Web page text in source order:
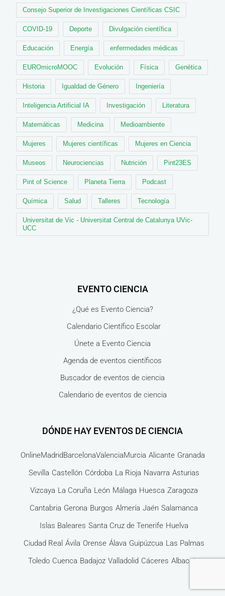
Consejo Superior de Investigaciones Científicas CSIC
COVID-19 Deporte Divulgación científica
Educación Energía enfermedades médicas
EUROmicroMOOC Evolución Física Genética
Historia Igualdad de Género Ingeniería
Inteligencia Artificial IA Investigación Literatura
Matemáticas Medicina Medioambiente
Mujeres Mujeres científicas Mujeres en Ciencia
Museos Neurociencias Nutrición Pint23ES
Pint of Science Planeta Tierra Podcast
Química Salud Talleres Tecnología
Universitat de Vic - Universitat Central de Catalunya UVic-
UCC
EVENTO CIENCIA
¿Qué es Evento Ciencia?
Calendario Científico Escolar
Únete a Evento Ciencia
Agenda de eventos científicos
Buscador de eventos de ciencia
Calendario de eventos de ciencia
DÓNDE HAY EVENTOS DE CIENCIA
OnlineMadridBarcelonaValenciaMurcia Alicante Granada
Sevilla Castellón Córdoba La Rioja Navarra Asturias
Vizcaya La Coruña León Málaga Huesca Zaragoza
Cantabria Gerona Burgos Almería Jaén Salamanca
Islas Baleares Santa Cruz de Tenerife Huelva
Ciudad Real Ávila Orense Álava Guipúzcua Las Palmas
Toledo Cuenca Badajoz Valladolid Cáceres Albacete